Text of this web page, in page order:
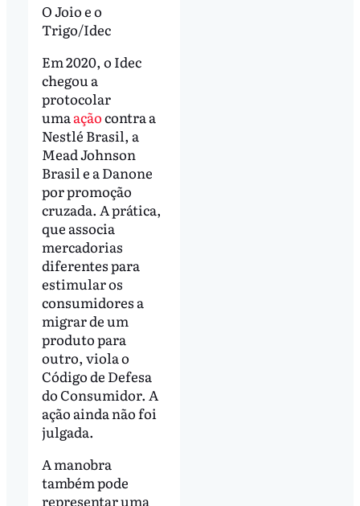
O Joio e o
Trigo/Idec
Em 2020, o Idec
chegou a
protocolar
umaaçãocontra a
Nestlé Brasil, a
Mead Johnson
Brasil e a Danone
por promoção
cruzada. A prática,
que associa
mercadorias
diferentes para
estimular os
consumidores a
migrar de um
produto para
outro, viola o
Código de Defesa
do Consumidor. A
ação ainda não foi
julgada.
A manobra
também pode
representar uma